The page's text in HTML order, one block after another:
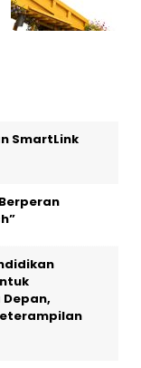
SmartLink